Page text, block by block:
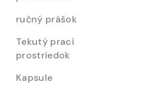
ručný prášok
Tekutý prací
prostriedok
Kapsule